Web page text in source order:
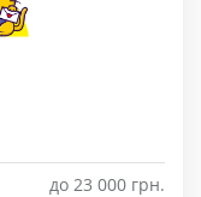
до 23 000 грн.